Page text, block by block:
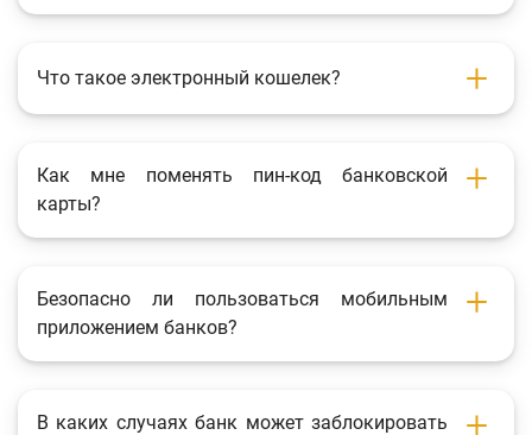
Что такое электронный кошелек?
Как мне поменять пин-код банковской
карты?
Безопасно ли пользоваться мобильным
приложением банков?
В каких случаях банк может заблокировать